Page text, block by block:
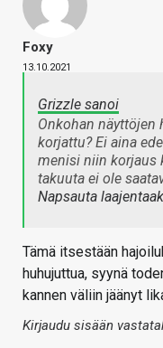
Foxy
13.10.2021
Grizzle sanoi
Onkohan näyttöjen
korjattu? Ei aina
menisi niin korjaus
takuuta ei ole
Napsauta
Tämä itsestään
huhujuttua, syynä
kannen väliin jäänyt
Kirjaudu sisään